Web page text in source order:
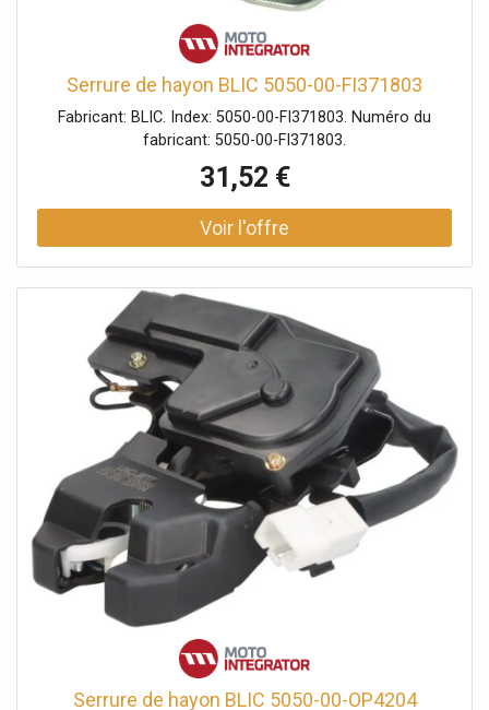
Serrure de hayon BLIC 5050-00-FI371803
Fabricant: BLIC. Index: 5050-00-FI371803. Numéro du
fabricant: 5050-00-FI371803.
31,52 €
Serrure de hayon BLIC 5050-00-OP4204